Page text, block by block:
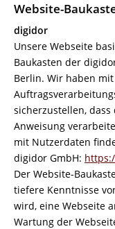
Website-
digidor
Unsere Webseite
Baukasten der
Berlin. Wir haben
sicherzustellen,
Anweisung
mit Nutzerdaten
digidor GmbH:
Der Website-
tiefere Kenntnisse
wird, eine Webseite
Wartung der